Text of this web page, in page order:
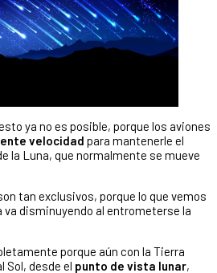
ya no es posible, porque los aviones
velocidad para mantenerle el
la Luna, que normalmente se mueve
tan exclusivos, porque lo que vemos
va disminuyendo al entrometerse la
porque aún con la Tierra
Sol, desde el punto de vista lunar,